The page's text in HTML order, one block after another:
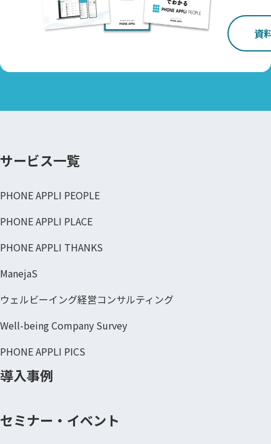
資
サービス一覧
PHONE APPLI PEOPLE
PHONE APPLI PLACE
PHONE APPLI THANKS
ManejaS
ウェルビーイング経営コンサルティング
Well-being Company Survey
PHONE APPLI PICS
導入事例
セミナー・イベント